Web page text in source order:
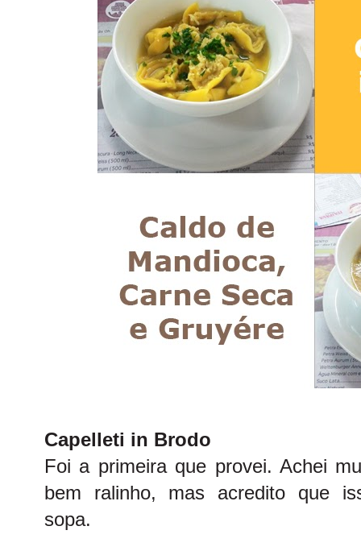
Capelleti in Brodo
Foi a primeira que provei. Achei
bem ralinho, mas acredito que
sopa.